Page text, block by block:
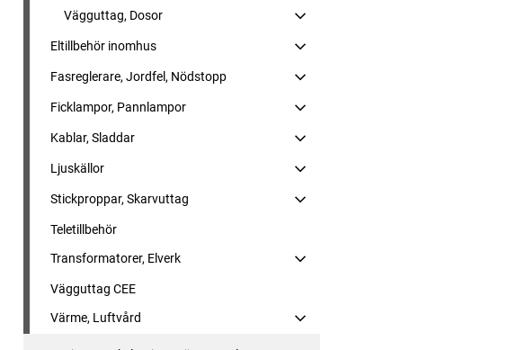
Vägguttag, Dosor
Eltillbehör inomhus
Fasreglerare, Jordfel, Nödstopp
Ficklampor, Pannlampor
Kablar, Sladdar
Ljuskällor
Stickproppar, Skarvuttag
Teletillbehör
Transformatorer, Elverk
Vägguttag CEE
Värme, Luftvård